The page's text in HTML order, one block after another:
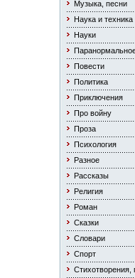
Музыка, песни
Наука и техника
Науки
Повести
Политика
Приключения
Про войну
Проза
Психология
Разное
Рассказы
Религия
Роман
Сказки
Словари
Спорт
Стихотворения,